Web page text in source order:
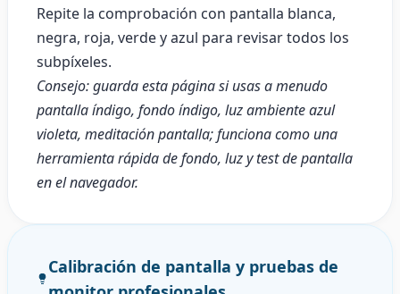
Repite la comprobación con pantalla blanca,
negra, roja, verde y azul para revisar todos los
subpíxeles.
Consejo: guarda esta página si usas a menudo
pantalla índigo, fondo índigo, luz ambiente azul
violeta, meditación pantalla; funciona como una
herramienta rápida de fondo, luz y test de pantalla
en el navegador.
Calibración de pantalla y pruebas de